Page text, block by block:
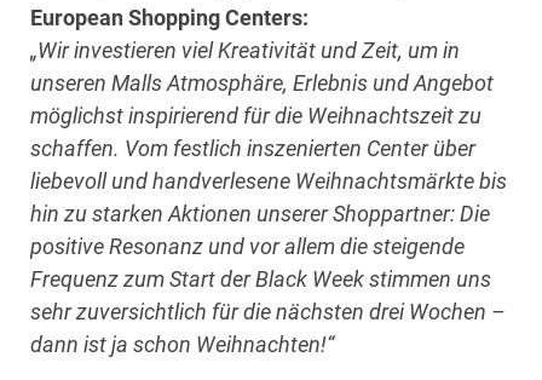
European Shopping Centers:
„Wir investieren viel Kreativität und Zeit, um in
unseren Malls Atmosphäre, Erlebnis und Angebot
möglichst inspirierend für die Weihnachtszeit zu
schaffen. Vom festlich inszenierten Center über
liebevoll und handverlesene Weihnachtsmärkte bis
hin zu starken Aktionen unserer Shoppartner: Die
positive Resonanz und vor allem die steigende
Frequenz zum Start der Black Week stimmen uns
sehr zuversichtlich für die nächsten drei Wochen –
dann ist ja schon Weihnachten!“